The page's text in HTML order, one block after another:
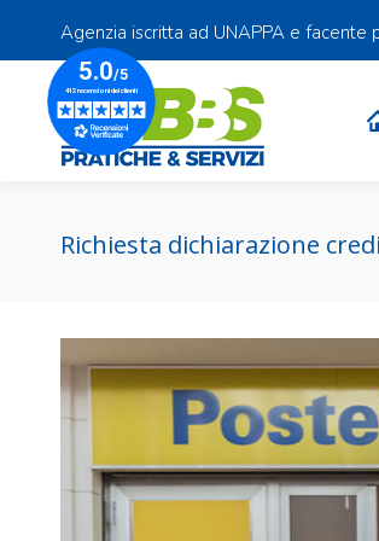
Agenzia iscritta ad UNAPPA e
Richiesta dichiarazione